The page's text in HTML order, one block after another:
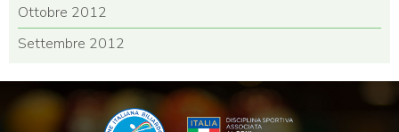
Ottobre 2012
Settembre 2012